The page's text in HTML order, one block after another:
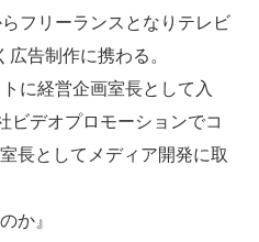
フリーランスとなりテレビ
告制作に携わる。
に経営企画室長として入
ビデオプロモーションでコ
長としてメディア開発に取
か』